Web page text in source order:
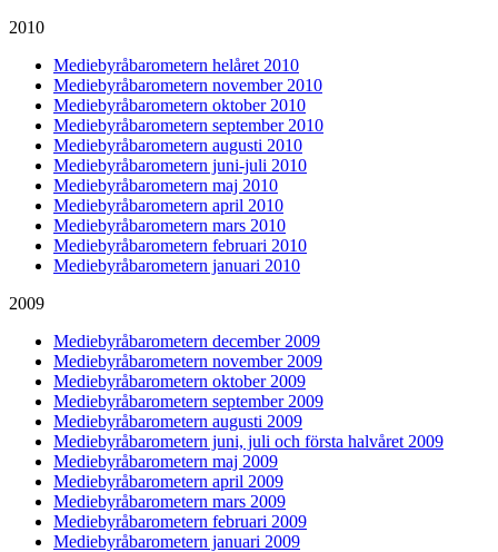
2010
Mediebyråbarometern helåret 2010
Mediebyråbarometern november 2010
Mediebyråbarometern oktober 2010
Mediebyråbarometern september 2010
Mediebyråbarometern augusti 2010
Mediebyråbarometern juni-juli 2010
Mediebyråbarometern maj 2010
Mediebyråbarometern april 2010
Mediebyråbarometern mars 2010
Mediebyråbarometern februari 2010
Mediebyråbarometern januari 2010
2009
Mediebyråbarometern december 2009
Mediebyråbarometern november 2009
Mediebyråbarometern oktober 2009
Mediebyråbarometern september 2009
Mediebyråbarometern augusti 2009
Mediebyråbarometern juni, juli och första halvåret 2009
Mediebyråbarometern maj 2009
Mediebyråbarometern april 2009
Mediebyråbarometern mars 2009
Mediebyråbarometern februari 2009
Mediebyråbarometern januari 2009